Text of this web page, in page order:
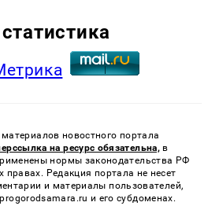
новостного портала
на ресурс обязательна, в
нормы законодательства РФ
правах. Редакция портала не несет
и материалы пользователей,
и его субдоменах.